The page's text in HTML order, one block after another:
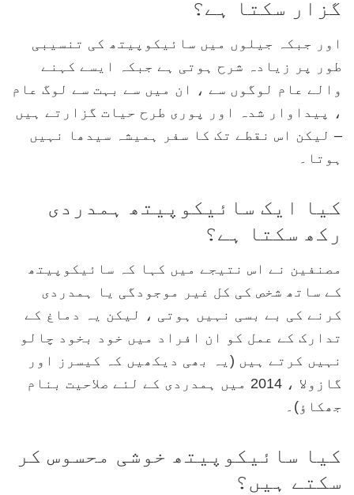
گزار سکتا ہے؟
اور جبکہ جیلوں میں سائیکوپیتھ کی تنسیبی
طور پر زیادہ شرح ہوتی ہے جبکہ ایسے کہنے
والے عام لوگوں سے ، ان میں سے بہت سے لوگ عام
، پیداوار شدہ اور پوری طرح حیات گزارتے ہیں
– لیکن اس نقطے تک کا سفر ہمیشہ سیدھا نہیں
ہوتا۔
کیا ایک سائیکوپیتھ ہمدردی
رکھ سکتا ہے؟
مصنفین نے اس نتیجے میں کہا کہ سائیکوپیتھ
کے ساتھ شخص کی کل غیر موجودگی یا ہمدردی
کرنے کی بے بسی نہیں ہوتی ، لیکن یہ دماغ کے
تدارک کے عمل کو ان افراد میں خود بخود چالو
نہیں کرتے ہیں (یہ بھی دیکھیں کہ کیسرز اور
گازولا ، 2014 میں ہمدردی کے لئے صلاحیت بنام
جھکاؤ)۔
کیا سائیکوپیتھ خوشی محسوس کر
سکتے ہیں؟